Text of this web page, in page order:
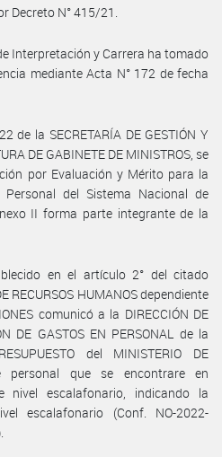
Decreto N° 415/21.
Interpretación y Carrera ha tomado
mediante Acta N° 172 de fecha
de la SECRETARÍA DE GESTIÓN Y
DE GABINETE DE MINISTROS, se
por Evaluación y Mérito para la
del Sistema Nacional de
II forma parte integrante de la
en el artículo 2° del citado
RECURSOS HUMANOS dependiente
comunicó a la DIRECCIÓN DE
DE GASTOS EN PERSONAL de la
del MINISTERIO DE
personal que se encontrare en
nivel escalafonario, indicando la
escalafonario (Conf. NO-2022-